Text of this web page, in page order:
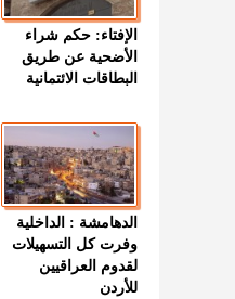
الإفتاء: حكم شراء
الأضحية عن طريق
البطاقات الائتمانية
الدهامشة : الداخلية
وفرت كل التسهيلات
لقدوم العراقيين
للأردن